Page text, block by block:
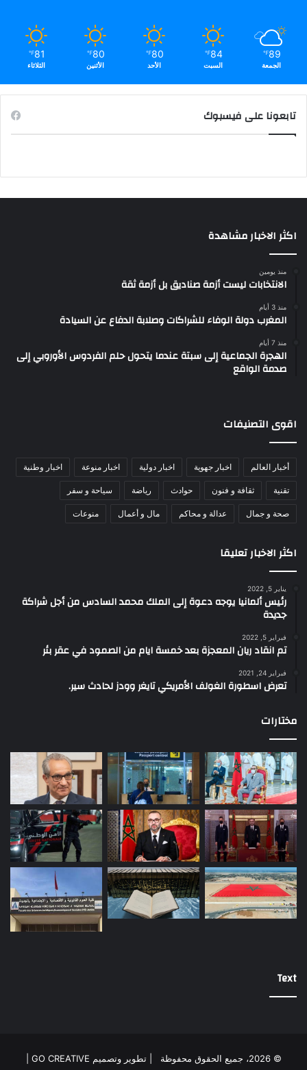
89
℉
الجمعة
84
℉
السبت
80
℉
الأحد
80
℉
الأثنين
81
℉
الثلاثاء
تابعونا على فيسبوك
اكثر الاخبار مشاهدة
منذ يومين
الانتخابات ليست أزمة صناديق بل أزمة ثقة
منذ 3 أيام
المغرب دولة الوفاء للشراكات وصلابة الدفاع عن السيادة
منذ 7 أيام
الهجرة الجماعية إلى سبتة عندما يتحول حلم الفردوس الأوروبي إلى
صدمة الواقع
اقوى التصنيفات
أخبار العالم اخبار جهوية اخبار دولية اخبار منوعة اخبار وطنية
تقنية ثقافة و فنون حوادث رياضة سياحة و سفر
صحة و جمال عدالة و محاكم مال و أعمال منوعات
اكثر الاخبار تعليقا
يناير 5, 2022
رئيس ألمانيا يوجه دعوة إلى الملك محمد السادس من أجل شراكة
جديدة
فبراير 5, 2022
تم انقاد ريان المعجزة بعد خمسة ايام من الصمود في عقر بئر
فبراير 24, 2021
تعرض اسطورة الغولف الأمريكي تايغر وودز لحادث سير.
مختارات
Text
© 2026، جميع الحقوق محفوظة | تطوير وتصميم GO CREATIVE